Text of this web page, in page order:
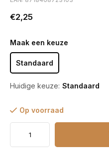
€2,25
Maak een keuze
Standaard
Huidige keuze: Standaard
Op voorraad